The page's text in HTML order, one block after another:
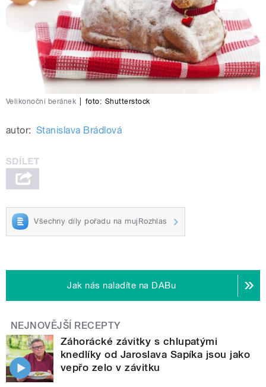
Velikonoční beránek foto: Shutterstock
autor: Stanislava Brádlová
Všechny díly pořadu na mujRozhlas
Jak nás naladíte na DABu
NEJNOVĚJŠÍ RECEPTY
Záhorácké závitky s chlupatými
knedlíky od Jaroslava Sapíka jsou jako
vepřo zelo v závitku